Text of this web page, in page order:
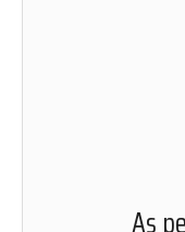
matérias de Radis
ACESSAR ÁREA DO
As